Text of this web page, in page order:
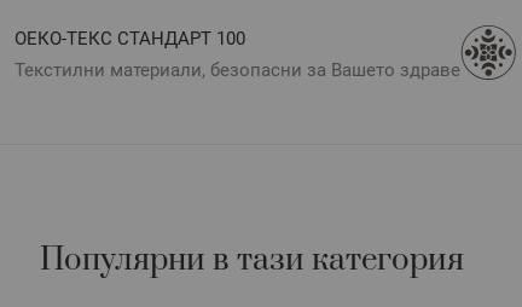
ОЕКО-ТЕКС СТАНДАРТ 100
Текстилни материали, безопасни за Вашето здраве
Популярни в тази категория